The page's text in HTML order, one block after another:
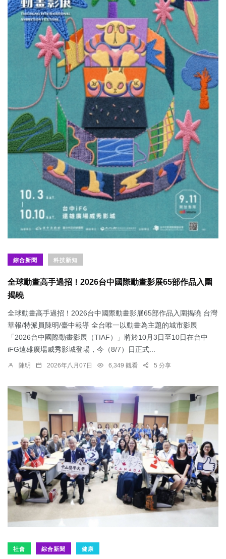
綜合新聞 科技新知
全球動畫高手過招！2026台中國際動畫影展65部作品入圍
揭曉
全球動畫高手過招！2026台中國際動畫影展65部作品入圍揭曉 台灣
華報/特派員陳明/臺中報導 全台唯一以動畫為主題的城市影展
「2026台中國際動畫影展（TIAF）」將於10月3日至10日在台中
iFG遠雄廣場威秀影城登場，今（8/7）日正式...
陳明 2026年八月07日 6,349 觀看 5 分享
社會 綜合新聞 健康